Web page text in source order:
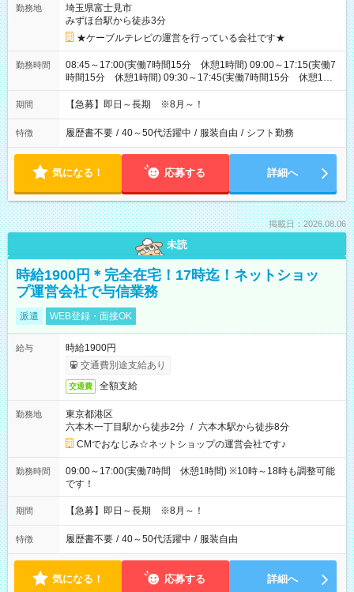
勤務地
埼玉県富士見市
みずほ台駅から徒歩3分
★ケーブルテレビの運営を行っている会社です★
勤務時間
08:45～17:00(実働7時間15分 休憩1時間) 09:00～17:15(実働7
時間15分 休憩1時間) 09:30～17:45(実働7時間15分 休憩1時
間) ※11:45～20:00：週1回程度遅番あります(在宅勤務OK) ※配
属チームにより
期間 【急募】即日～長期 ※8月～！
特徴 履歴書不要 / 40～50代活躍中 / 服装自由 / シフト勤務
気になる！ 応募する 詳細へ
掲載日：2026.08.06
未読
時給1900円＊完全在宅！17時迄！ネットショッ
プ運営会社で与信業務
派遣 WEB登録・面接OK
給与
時給1900円
交通費別途支給あり
交通費 全額支給
勤務地
東京都港区
六本木一丁目駅から徒歩2分 / 六本木駅から徒歩8分
CMでおなじみ☆ネットショップの運営会社です♪
勤務時間
09:00～17:00(実働7時間 休憩1時間) ※10時～18時も調整可能
です！
期間 【急募】即日～長期 ※8月～！
特徴 履歴書不要 / 40～50代活躍中 / 服装自由
気になる！ 応募する 詳細へ